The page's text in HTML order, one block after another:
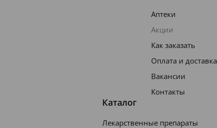
Аптеки
Акции
Как заказать
Оплата и доставка
Вакансии
Контакты
Каталог
Лекарственные препараты